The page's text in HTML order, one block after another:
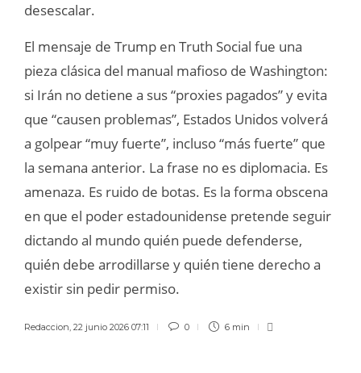
desescalar.
El mensaje de Trump en Truth Social fue una
pieza clásica del manual mafioso de Washington:
si Irán no detiene a sus “proxies pagados” y evita
que “causen problemas”, Estados Unidos volverá
a golpear “muy fuerte”, incluso “más fuerte” que
la semana anterior. La frase no es diplomacia. Es
amenaza. Es ruido de botas. Es la forma obscena
en que el poder estadounidense pretende seguir
dictando al mundo quién puede defenderse,
quién debe arrodillarse y quién tiene derecho a
existir sin pedir permiso.
Redaccion, 22 junio 2026 07:11 0 6 min